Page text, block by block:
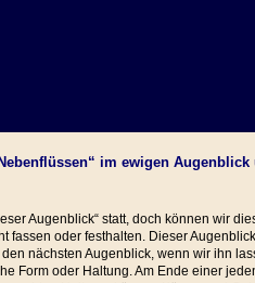
im ewigen Augenblick
Augenblick“ statt, doch können wir
fassen oder festhalten. Dieser
nächsten Augenblick, wenn wir ihn
Form oder Haltung. Am Ende einer